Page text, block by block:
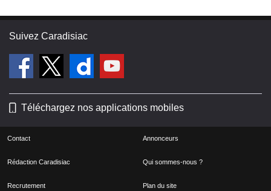
Suivez Caradisiac
Téléchargez nos applications mobiles
Contact Annonceurs
Rédaction Caradisiac Qui sommes-nous ?
Recrutement Plan du site